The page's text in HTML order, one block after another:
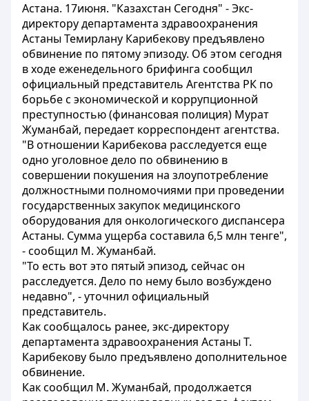
Астана. 17июня. "Казахстан Сегодня" - Экс-
директору департамента здравоохранения
Астаны Темирлану Карибекову предъявлено
обвинение по пятому эпизоду. Об этом сегодня
в ходе еженедельного брифинга сообщил
официальный представитель Агентства РК по
борьбе с экономической и коррупционной
преступностью (финансовая полиция) Мурат
Жуманбай, передает корреспондент агентства.
"В отношении Карибекова расследуется еще
одно уголовное дело по обвинению в
совершении покушения на злоупотребление
должностными полномочиями при проведении
государственных закупок медицинского
оборудования для онкологического диспансера
Астаны. Сумма ущерба составила 6,5 млн тенге",
- сообщил М. Жуманбай.
"То есть вот это пятый эпизод, сейчас он
расследуется. Дело по нему было возбуждено
недавно", - уточнил официальный
представитель.
Как сообщалось ранее, экс-директору
департамента здравоохранения Астаны Т.
Карибекову было предъявлено дополнительное
обвинение.
Как сообщил М. Жуманбай, продолжается